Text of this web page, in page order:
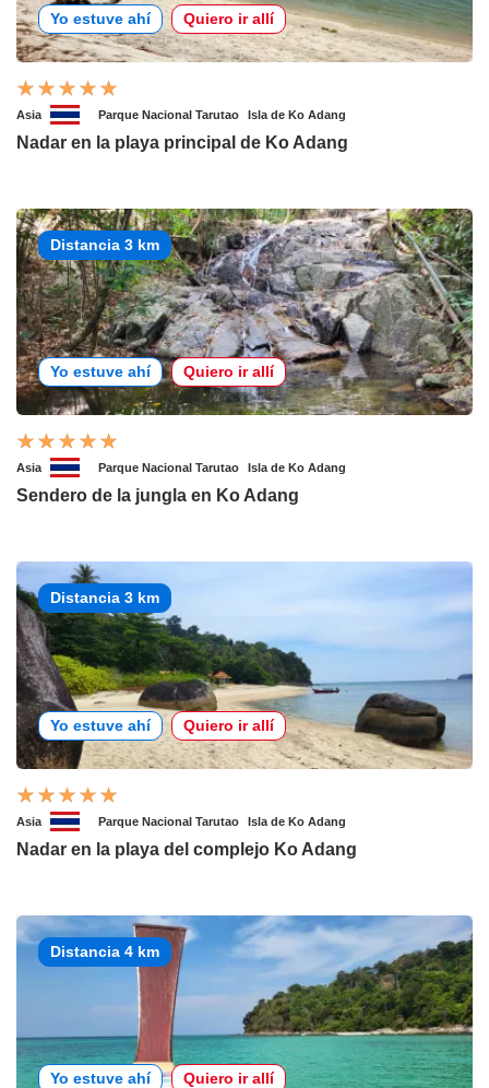
Yo estuve ahí Quiero ir allí
Asia Parque Nacional Tarutao Isla de Ko Adang
Nadar en la playa principal de Ko Adang
Distancia 3 km
Yo estuve ahí Quiero ir allí
Asia Parque Nacional Tarutao Isla de Ko Adang
Sendero de la jungla en Ko Adang
Distancia 3 km
Yo estuve ahí Quiero ir allí
Asia Parque Nacional Tarutao Isla de Ko Adang
Nadar en la playa del complejo Ko Adang
Distancia 4 km
Yo estuve ahí Quiero ir allí